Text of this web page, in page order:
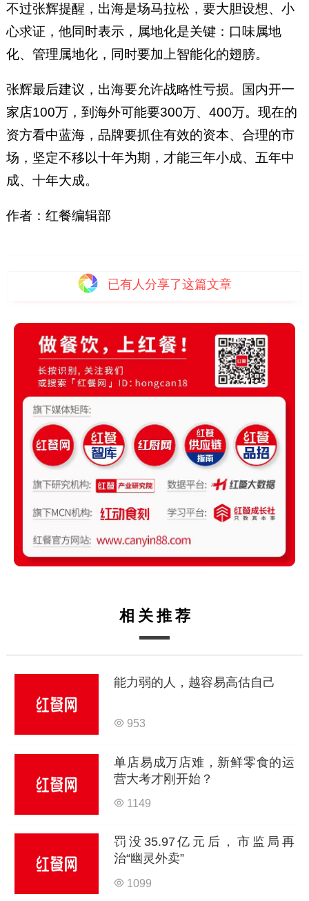
不过张辉提醒，出海是场马拉松，要大胆设想、小
心求证，他同时表示，属地化是关键：口味属地
化、管理属地化，同时要加上智能化的翅膀。
张辉最后建议，出海要允许战略性亏损。国内开一
家店100万，到海外可能要300万、400万。现在的
资方看中蓝海，品牌要抓住有效的资本、合理的市
场，坚定不移以十年为期，才能三年小成、五年中
成、十年大成。
作者：红餐编辑部
已有 人分享了这篇文章
相关推荐
能力弱的人，越容易高估自己
953
单店易成万店难，新鲜零食的运
营大考才刚开始？
1149
罚没35.97亿元后，市监局再
治“幽灵外卖”
1099